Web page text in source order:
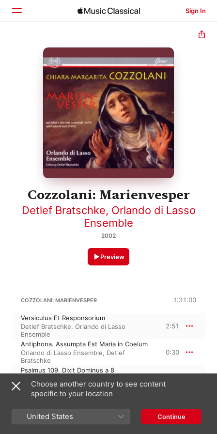
Sign In
Home
Browse
Cozzolani: Marienvesper
Detlef Bratschke, Orlando di Lasso
Ensemble
2002
Preview
COZZOLANI: MARIENVESPER 1:31:00
Versiculus Et Responsorium
Detlef Bratschke, Orlando di Lasso
Ensemble
2:51
Antiphona. Assumpta Est Maria in Coelum
Orlando di Lasso Ensemble, Detlef
Bratschke
0:30
Psalmus 109. Dixit Dominus a 8
Bratschke
Concerto. Psallite Superi
Bratschke
Antiphona. Maria Virgo Assumpta Est
Choose another country to see content
specific to your location
United States Continue